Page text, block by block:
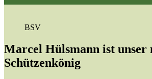
BSV
Marcel Hülsmann ist unser
Schützenkönig